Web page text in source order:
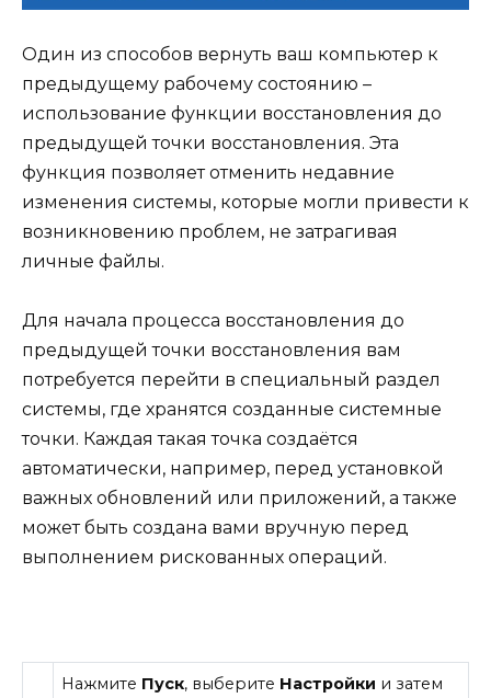
Один из способов вернуть ваш компьютер к
предыдущему рабочему состоянию –
использование функции восстановления до
предыдущей точки восстановления. Эта
функция позволяет отменить недавние
изменения системы, которые могли привести к
возникновению проблем, не затрагивая
личные файлы.
Для начала процесса восстановления до
предыдущей точки восстановления вам
потребуется перейти в специальный раздел
системы, где хранятся созданные системные
точки. Каждая такая точка создаётся
автоматически, например, перед установкой
важных обновлений или приложений, а также
может быть создана вами вручную перед
выполнением рискованных операций.
Нажмите Пуск, выберите Настройки и затем